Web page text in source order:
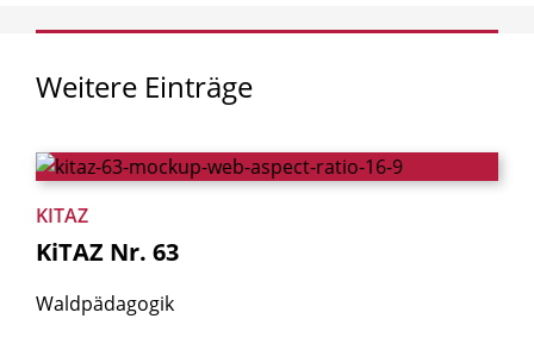
Weitere Einträge
KITAZ
KiTAZ Nr. 63
Waldpädagogik